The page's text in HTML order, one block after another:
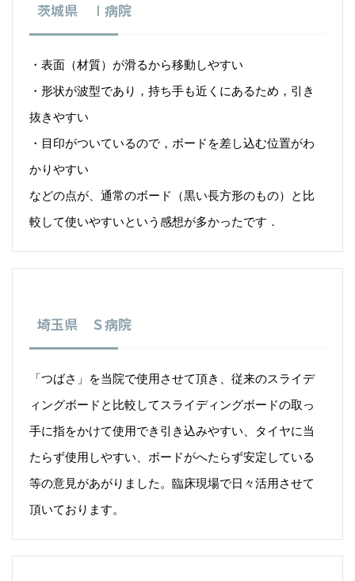
茨城県 Ⅰ病院
・表面（材質）が滑るから移動しやすい
・形状が波型であり，持ち手も近くにあるため，引き
抜きやすい
・目印がついているので，ボードを差し込む位置がわ
かりやすい
などの点が、通常のボード（黒い長方形のもの）と比
較して使いやすいという感想が多かったです．
埼玉県 Ｓ病院
「つばさ」を当院で使用させて頂き、従来のスライデ
ィングボードと比較してスライディングボードの取っ
手に指をかけて使用でき引き込みやすい、タイヤに当
たらず使用しやすい、ボードがへたらず安定している
等の意見があがりました。臨床現場で日々活用させて
頂いております。